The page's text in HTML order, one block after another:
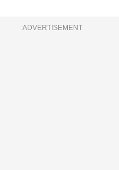
ADVERTISEMENT